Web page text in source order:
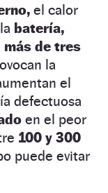
el calor
batería,
más de tres
la
el
defectuosa
en el peor
100 y 300
puede evitar